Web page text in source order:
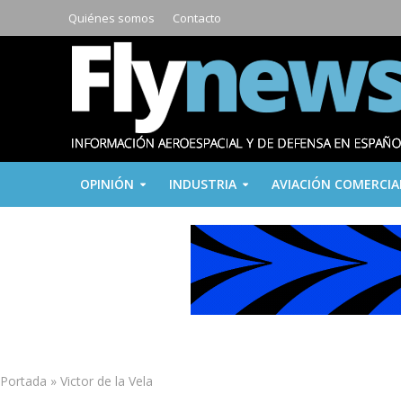
Quiénes somos Contacto
OPINIÓN INDUSTRIA AVIACIÓN
Portada » Victor de la Vela